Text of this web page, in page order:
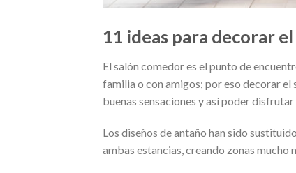
11 ideas para decorar
El salón comedor es el punto de
familia o con amigos; por eso decorar
buenas sensaciones y así poder
Los diseños de antaño han sido
ambas estancias, creando zonas